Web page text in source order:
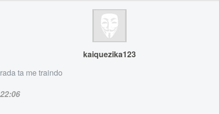
kaiquezika123
ta me traindo
22:06